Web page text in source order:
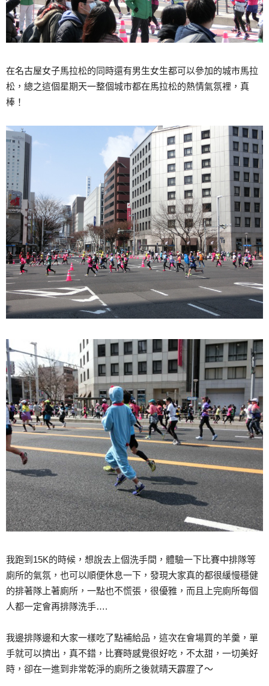
在名古屋女子馬拉松的同時還有男生女生都可以參加的城市馬拉
松，總之這個星期天一整個城市都在馬拉松的熱情氣氛裡，真
棒！
我跑到15K的時候，想說去上個洗手間，體驗一下比賽中排隊等
廁所的氣氛，也可以順便休息一下，發現大家真的都很緩慢穩健
的排著隊上著廁所，一點也不慌張，很優雅，而且上完廁所每個
人都一定會再排隊洗手….
我邊排隊邊和大家一樣吃了點補給品，這次在會場買的羊羹，單
手就可以擠出，真不錯，比賽時感覺很好吃，不太甜，一切美好
時，卻在一進到非常乾淨的廁所之後就晴天霹靂了～